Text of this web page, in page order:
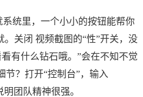
系统里，一个小小的按钮能帮你
。关闭 视频截图的“性”开关，没
有什么钻石哦。”会在不知不觉
节？打开“控制台”，输入
明团队精神很强。